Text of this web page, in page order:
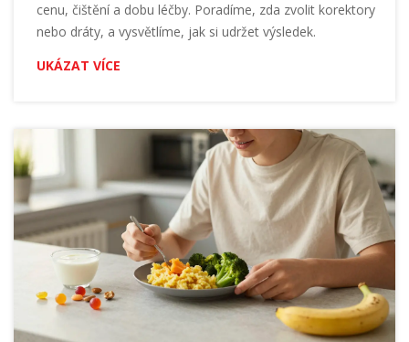
cenu, čištění a dobu léčby. Poradíme, zda zvolit korektory
nebo dráty, a vysvětlíme, jak si udržet výsledek.
UKÁZAT VÍCE